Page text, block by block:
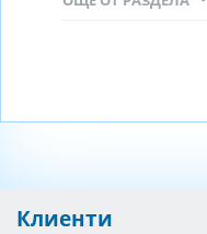
Клиенти